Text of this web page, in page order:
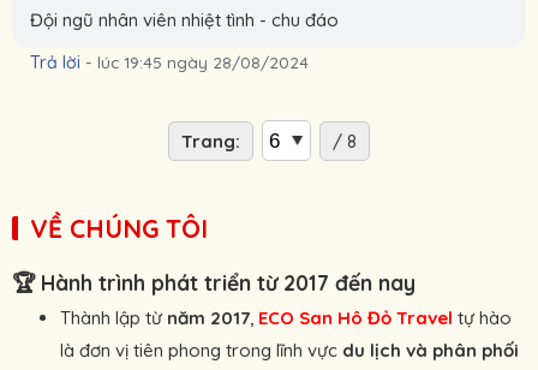
Đội ngũ nhân viên nhiệt tình - chu đáo
Trả lời - lúc 19:45 ngày 28/08/2024
Trang: / 8
VỀ CHÚNG TÔI
🏆 Hành trình phát triển từ 2017 đến nay
Thành lập từ năm 2017, ECO San Hô Đỏ Travel tự hào
là đơn vị tiên phong trong lĩnh vực du lịch và phân phối